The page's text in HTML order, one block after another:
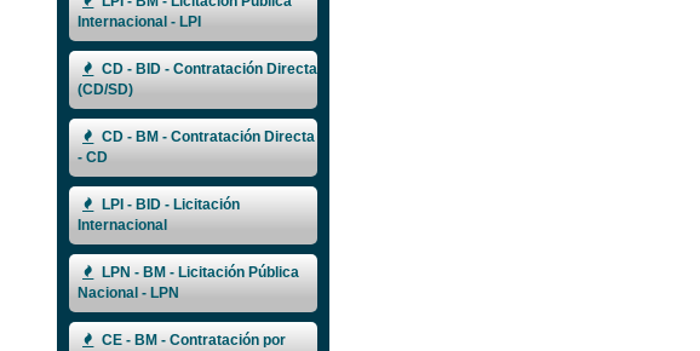
Internacional - LPI
CD - BID - Contratación Directa
(CD/SD)
CD - BM - Contratación Directa
- CD
LPI - BID - Licitación
Internacional
LPN - BM - Licitación Pública
Nacional - LPN
CE - BM - Contratación por